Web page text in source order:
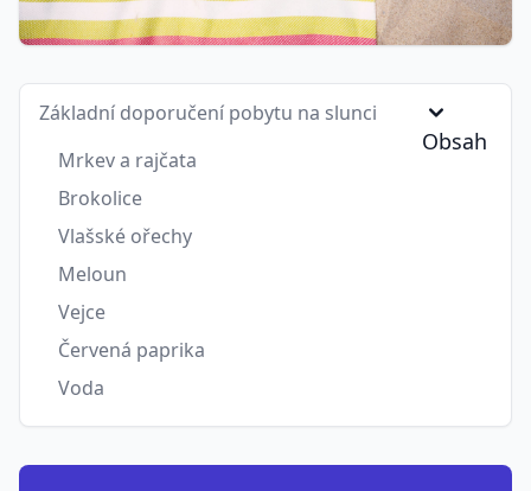
Obsah
Základní doporučení pobytu na slunci
Mrkev a rajčata
Brokolice
Vlašské ořechy
Meloun
Vejce
Červená paprika
Voda